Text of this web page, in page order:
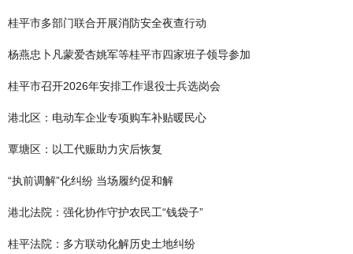
桂平市多部门联合开展消防安全夜查行动
杨燕忠卜凡蒙爱杏姚军等桂平市四家班子领导参加
桂平市召开2026年安排工作退役士兵选岗会
港北区：电动车企业专项购车补贴暖民心
覃塘区：以工代赈助力灾后恢复
“执前调解”化纠纷 当场履约促和解
港北法院：强化协作守护农民工“钱袋子”
桂平法院：多方联动化解历史土地纠纷